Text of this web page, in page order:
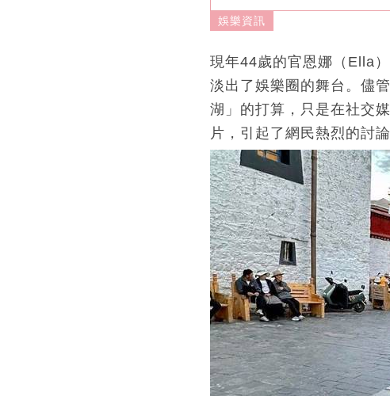
娛樂資訊
現年44歲的官恩娜（Ella
淡出了娛樂圈的舞台。儘
湖」的打算，只是在社交
片，引起了網民熱烈的討論